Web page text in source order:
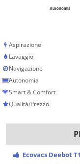
Aspirazione
Lavaggio
Navigazione
Autonomia
Smart & Comfort
Qualità/Prezzo
Ecovacs Deebot